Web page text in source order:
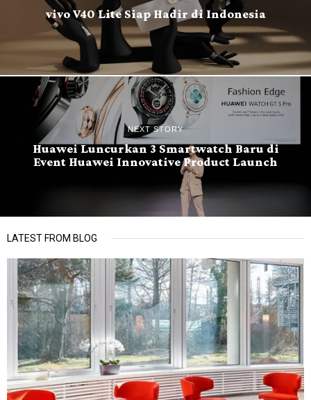
vivo V40 Lite Siap Hadir di Indonesia
NEXT STORY
Huawei Luncurkan 3 Smartwatch Baru di
Event Huawei Innovative Product Launch
LATEST FROM BLOG